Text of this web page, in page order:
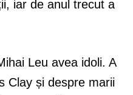
iar de anul trecut a
Leu avea idoli. A
Clay și despre marii